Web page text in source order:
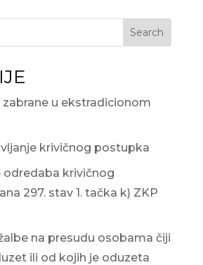
Search
zabrane u ekstradicionom
krivičnog postupka
odredaba krivičnog
297. stav 1. tačka k) ZKP
na presudu osobama čiji
ili od kojih je oduzeta